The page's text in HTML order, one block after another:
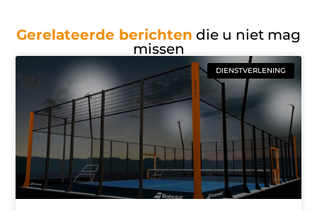
Gerelateerde berichten die u niet mag
missen
DIENSTVERLENING